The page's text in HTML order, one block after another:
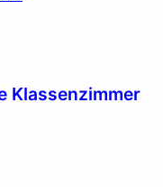
Klassenzimmer